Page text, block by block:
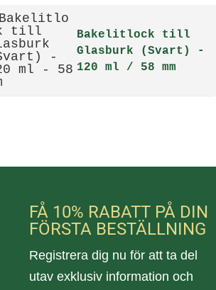
Bakelitlock till
Glasburk (Svart) -
120 ml / 58 mm
FÅ 10% RABATT PÅ DIN
FÖRSTA BESTÄLLNING
Registrera dig nu för att ta del
utav exklusiv information och